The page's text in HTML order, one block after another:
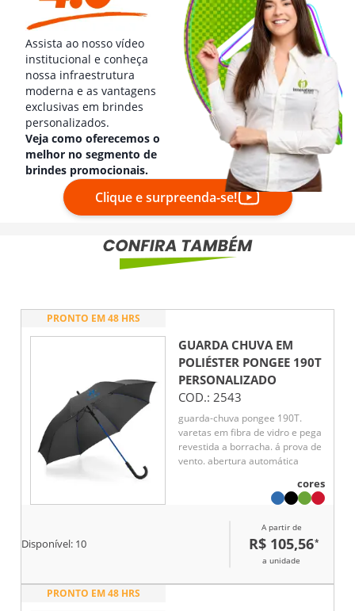
Assista ao nosso vídeo
institucional e conheça
nossa infraestrutura
moderna e as vantagens
exclusivas em brindes
personalizados.
Veja como oferecemos o
melhor no segmento de
brindes promocionais.
Clique e surpreenda-se!
PRONTO EM 48 HRS
GUARDA CHUVA EM
POLIÉSTER PONGEE 190T
PERSONALIZADO
COD.: 2543
guarda-chuva pongee 190T.
varetas em fibra de vidro e pega
revestida a borracha. á prova de
vento. abertura automática
cores
Disponível: 10
A partir de
R$ 105,56*
a unidade
PRONTO EM 48 HRS